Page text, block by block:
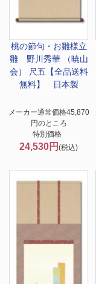
桃の節句・お雛様立
雛 野川秀華 （暁山
会） 尺五【全品送料
無料】 日本製
メーカー通常価格45,870
円のところ
特別価格
24,530円(税込)